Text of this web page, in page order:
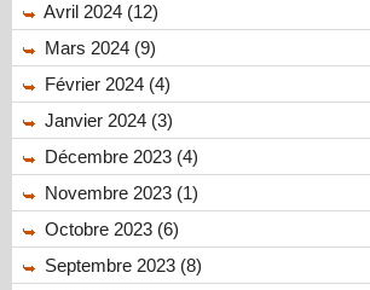
Avril 2024 (12)
Mars 2024 (9)
Février 2024 (4)
Janvier 2024 (3)
Décembre 2023 (4)
Novembre 2023 (1)
Octobre 2023 (6)
Septembre 2023 (8)